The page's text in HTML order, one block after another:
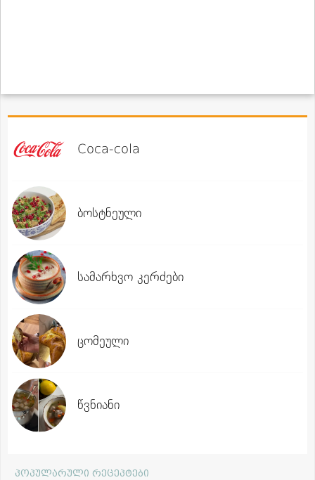
Coca-cola
ბოსტნეული
სამარხვო კერძები
ცომეული
წვნიანი
პოპულარული რეცეპტები